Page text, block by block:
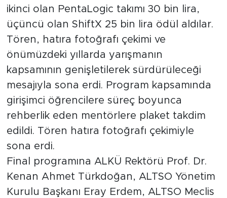
ikinci olan PentaLogic takımı 30 bin lira,
üçüncü olan ShiftX 25 bin lira ödül aldılar.
Tören, hatıra fotoğrafı çekimi ve
önümüzdeki yıllarda yarışmanın
kapsamının genişletilerek sürdürüleceği
mesajıyla sona erdi. Program kapsamında
girişimci öğrencilere süreç boyunca
rehberlik eden mentörlere plaket takdim
edildi. Tören hatıra fotoğrafı çekimiyle
sona erdi.
Final programına ALKÜ Rektörü Prof. Dr.
Kenan Ahmet Türkdoğan, ALTSO Yönetim
Kurulu Başkanı Eray Erdem, ALTSO Meclis